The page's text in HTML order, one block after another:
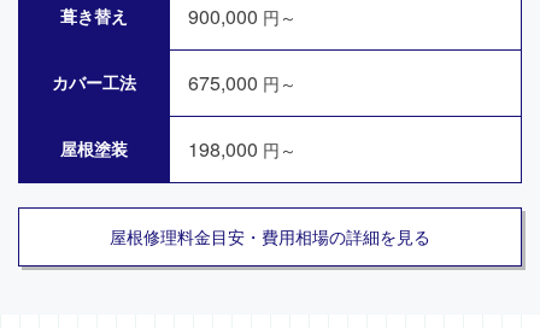
葺き替え 900,000 円～
カバー工法 675,000 円～
屋根塗装 198,000 円～
屋根修理料金目安・費用相場の詳細を見る